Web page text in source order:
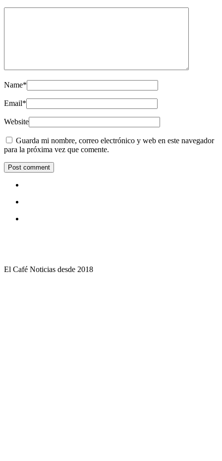
Name*
Email*
Website
Guarda mi nombre, correo electrónico y web en este navegador
para la próxima vez que comente.
El Café Noticias desde 2018